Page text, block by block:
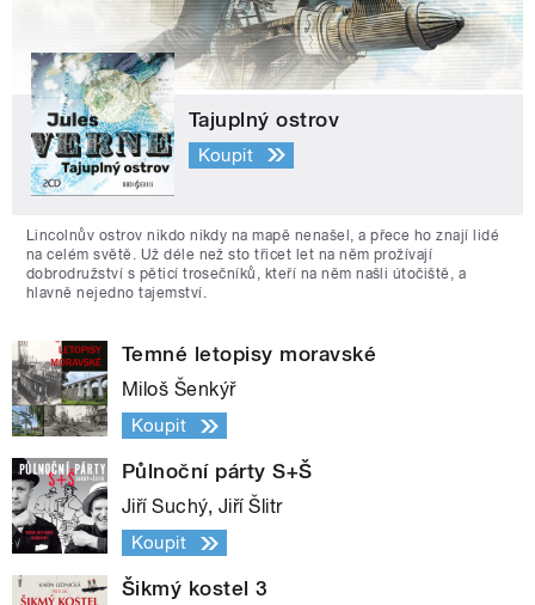
Tajuplný ostrov
Koupit
Lincolnův ostrov nikdo nikdy na mapě nenašel, a přece ho znají lidé
na celém světě. Už déle než sto třicet let na něm prožívají
dobrodružství s pěticí trosečníků, kteří na něm našli útočiště, a
hlavně nejedno tajemství.
Temné letopisy moravské
Miloš Šenkýř
Koupit
Půlnoční párty S+Š
Jiří Suchý, Jiří Šlitr
Koupit
Šikmý kostel 3